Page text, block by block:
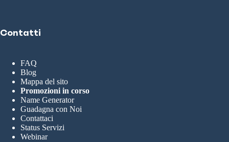
Contatti
FAQ
Blog
Mappa del sito
Promozioni in corso
Name Generator
Guadagna con Noi
Contattaci
Status Servizi
Webinar